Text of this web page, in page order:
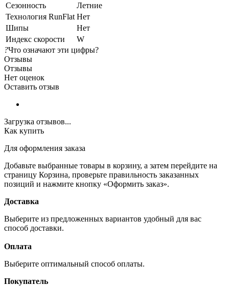
Сезонность
Летние
Технология RunFlat Нет
Шипы
Нет
Индекс скорости
W
?Что означают эти цифры?
Отзывы
Отзывы
Нет оценок
Оставить отзыв
Загрузка отзывов...
Как купить
Для оформления заказа
Добавьте выбранные товары в корзину, а затем перейдите на
страницу Корзина, проверьте правильность заказанных
позиций и нажмите кнопку «Оформить заказ».
Доставка
Выберите из предложенных вариантов удобный для вас
способ доставки.
Оплата
Выберите оптимальный способ оплаты.
Покупатель